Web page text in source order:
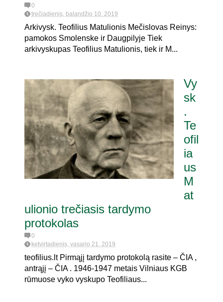
0
trečiadienis, balandžio 10, 2019
Arkivysk. Teofilius Matulionis Mečislovas Reinys:
pamokos Smolenske ir Daugpilyje Tiek
arkivyskupas Teofilius Matulionis, tiek ir M...
Vy
sk
.
Te
ofil
ia
us
M
at
ulionio trečiasis tardymo
protokolas
0
ketvirtadienis, vasario 21, 2019
teofilius.lt Pirmąjį tardymo protokolą rasite – ČIA ,
antrąjį – ČIA . 1946-1947 metais Vilniaus KGB
rūmuose vyko vyskupo Teofiliaus...